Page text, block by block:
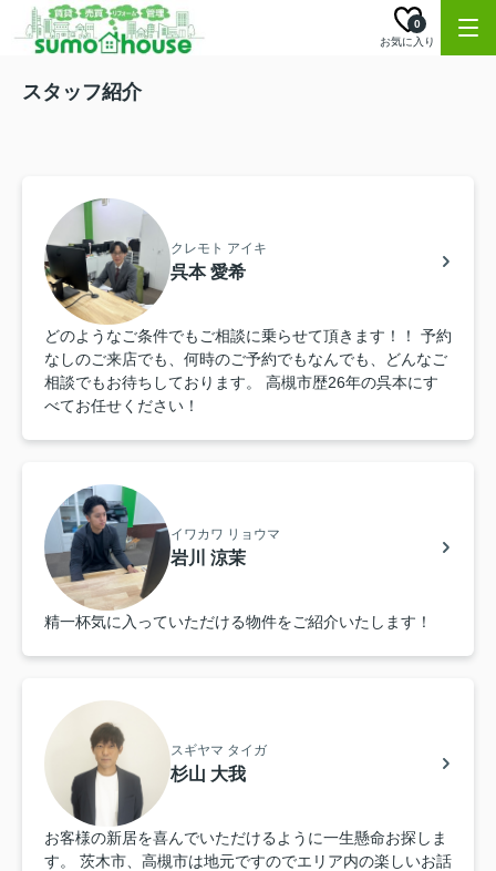
お気に入り
0
スタッフ紹介
クレモト アイキ
呉本 愛希
どのようなご条件でもご相談に乗らせて頂きます！！ 予約
なしのご来店でも、何時のご予約でもなんでも、どんなご
相談でもお待ちしております。 高槻市歴26年の呉本にす
べてお任せください！
イワカワ リョウマ
岩川 涼茉
精一杯気に入っていただける物件をご紹介いたします！
スギヤマ タイガ
杉山 大我
お客様の新居を喜んでいただけるように一生懸命お探しま
す。 茨木市、高槻市は地元ですのでエリア内の楽しいお話